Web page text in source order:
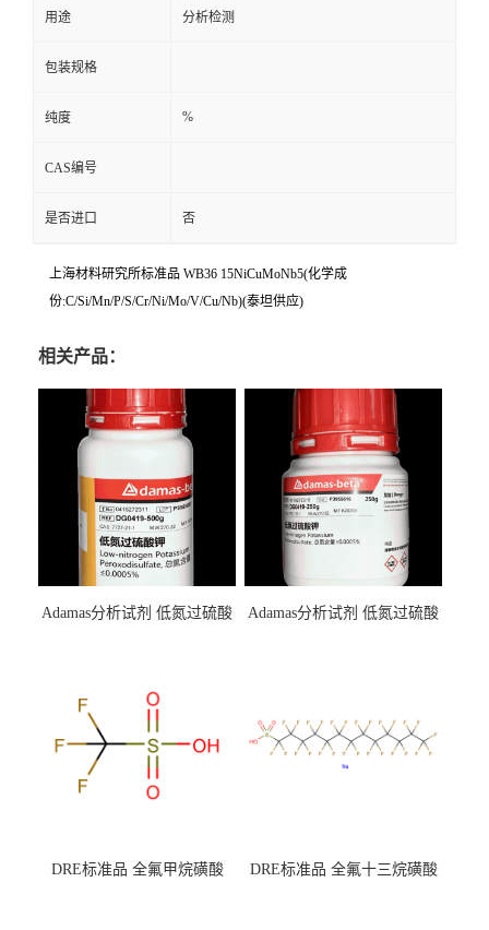
用途 分析检测
包装规格
纯度 %
CAS编号
是否进口 否
上海材料研究所标准品 WB36 15NiCuMoNb5(化学成
份:C/Si/Mn/P/S/Cr/Ni/Mo/V/Cu/Nb)(泰坦供应)
相关产品：
Adamas分析试剂 低氮过硫酸
（泰坦现货供应）
Adamas分析试剂 低氮过硫酸
DRE标准品 全氟甲烷磺酸
DRE标准品 全氟十三烷磺酸